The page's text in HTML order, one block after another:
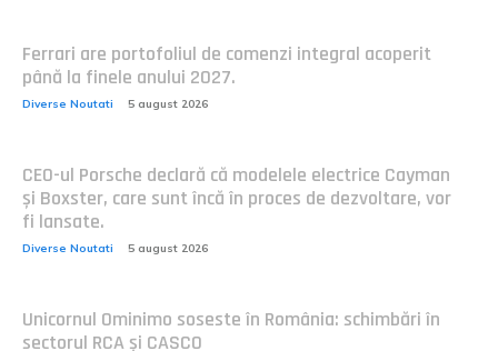
Ferrari are portofoliul de comenzi integral acoperit
până la finele anului 2027.
Diverse Noutati 5 august 2026
CEO-ul Porsche declară că modelele electrice Cayman
și Boxster, care sunt încă în proces de dezvoltare, vor
fi lansate.
Diverse Noutati 5 august 2026
Unicornul Ominimo soseste în România: schimbări în
sectorul RCA și CASCO